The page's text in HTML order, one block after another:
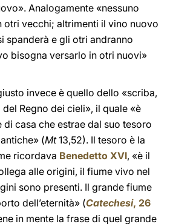
Analogamente «nessuno
otri vecchi; altrimenti il vino nuovo
spanderà e gli otri andranno
bisogna versarlo in otri nuovi»
invece è quello dello «scriba,
Regno dei cieli», il quale «è
di casa che estrae dal suo tesoro
(Mt13,52). Il tesoro è la
ricordava Benedetto XVI, «è il
alle origini, il fiume vivo nel
sono presenti. Il grande fiume
dell’eternità» (Catechesi, 26
in mente la frase di quel grande